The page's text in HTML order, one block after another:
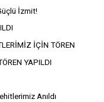
İzmit!
İÇİN TÖREN
YAPILDI
Anıldı